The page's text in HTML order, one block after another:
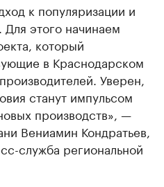
к популяризации и
этого начинаем
который
в Краснодарском
Уверен,
станут импульсом
производств», —
Вениамин Кондратьев,
служба региональной